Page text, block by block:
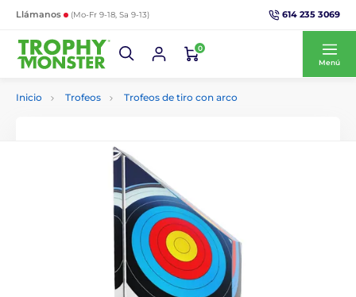
Llámanos (Mo-Fr 9-18, Sa 9-13) 614 235 3069
0
Menú
Inicio Trofeos Trofeos de tiro con arco